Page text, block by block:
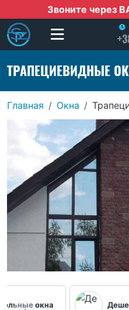
Звоните через
ТРАПЕЦИЕВИДНЫЕ
Главная Окна
окна